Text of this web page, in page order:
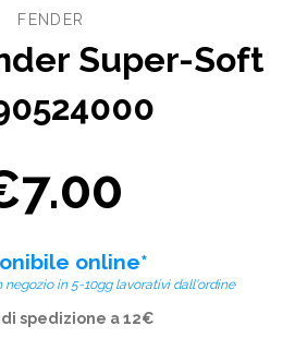
FENDER
Super-Soft
online*
negozio in 5-10gg lavorativi dall'ordine
spedizione a 12€